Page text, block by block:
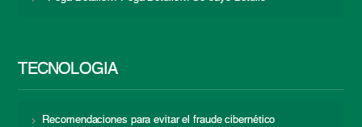
TECNOLOGÍA
Recomendaciones para evitar el fraude cibernético